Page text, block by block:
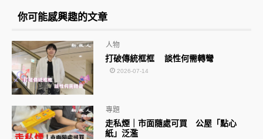
你可能感興趣的文章
打破傳統框框 談性何需轉彎
人物
2026-07-14
走私煙｜市面隨處可買 公屋「點心
紙」泛濫
專題